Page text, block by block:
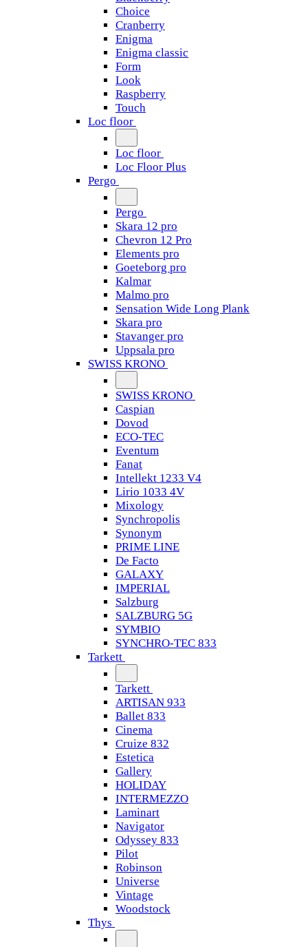
Choice
Cranberry
Enigma
Enigma classic
Form
Look
Raspberry
Touch
Loc floor
Loc floor
Loc Floor Plus
Pergo
Pergo
Skara 12 pro
Chevron 12 Pro
Elements pro
Goeteborg pro
Kalmar
Malmo pro
Sensation Wide Long Plank
Skara pro
Stavanger pro
Uppsala pro
SWISS KRONO
SWISS KRONO
Caspian
Dovod
ECO-TEC
Eventum
Fanat
Intellekt 1233 V4
Lirio 1033 4V
Mixology
Synchropolis
Synonym
PRIME LINE
De Facto
GALAXY
IMPERIAL
Salzburg
SALZBURG 5G
SYMBIO
SYNCHRO-TEC 833
Tarkett
Tarkett
ARTISAN 933
Ballet 833
Cinema
Cruize 832
Estetica
Gallery
HOLIDAY
INTERMEZZO
Laminart
Navigator
Odyssey 833
Pilot
Robinson
Universe
Vintage
Woodstock
Thys